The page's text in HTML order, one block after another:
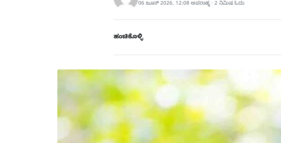
06 ಜೂನ್ 2026, 12:08 ಅಪರಾಹ್ನ · 2 ನಿಮಿಷ ಓದು
ಹಂಚಿಕೊಳ್ಳಿ